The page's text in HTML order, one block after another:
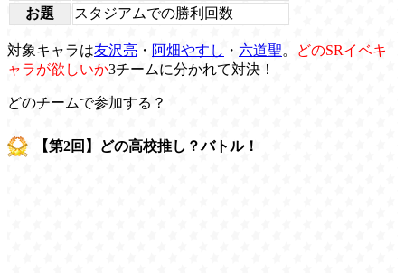
お題 スタジアムでの勝利回数
対象キャラは友沢亮 ・ 阿畑やすし ・ 六道聖。
どのSRイベキ
ャラが欲しいか3チームに分かれて対決！
どのチームで参加する？
【第2回】どの高校推し？バトル！